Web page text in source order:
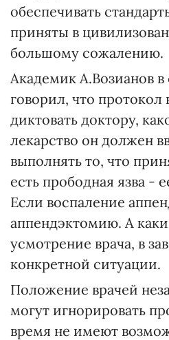
обеспечивать
приняты в
большому сожалению.
Академик А.Возианов в
говорил, что
диктовать доктору,
лекарство он должен
выполнять то, что
есть прободная язва -
Если воспаление
аппендэктомию. А
усмотрение врача, в
конкретной ситуации.
Положение врачей
могут игнорировать
время не имеют